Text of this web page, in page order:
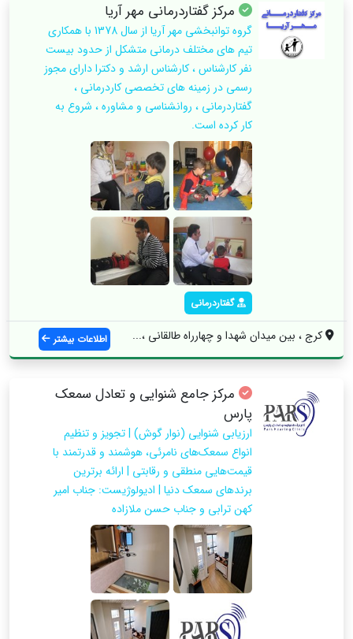
مرکز گفتاردرمانی مهر آریا
گروه توانبخشی مهر آریا از سال 1378 با همکاری
تیم های مختلف درمانی متشکل از حدود بیست
نفر کارشناس ، کارشناس ارشد و دکترا دارای مجوز
رسمی در زمینه های تخصصی کاردرمانی ،
گفتاردرمانی ، روانشناسی و مشاوره ، شروع به
کار کرده است.
گفتاردرمانی
کرج ، بین میدان شهدا و چهارراه طالقانی ،... اطلاعات بیشتر
مرکز جامع شنوایی و تعادل سمعک
پارس
ارزیابی شنوایی (نوار گوش) | تجویز و تنظیم
انواع سمعک‌های نامرئی، هوشمند و قدرتمند با
قیمت‌هایی منطقی و رقابتی | ارائه‌ برترین
برندهای سمعک دنیا | ادیولوژیست: جناب امیر
کهن ترابی و جناب حسن ملازاده